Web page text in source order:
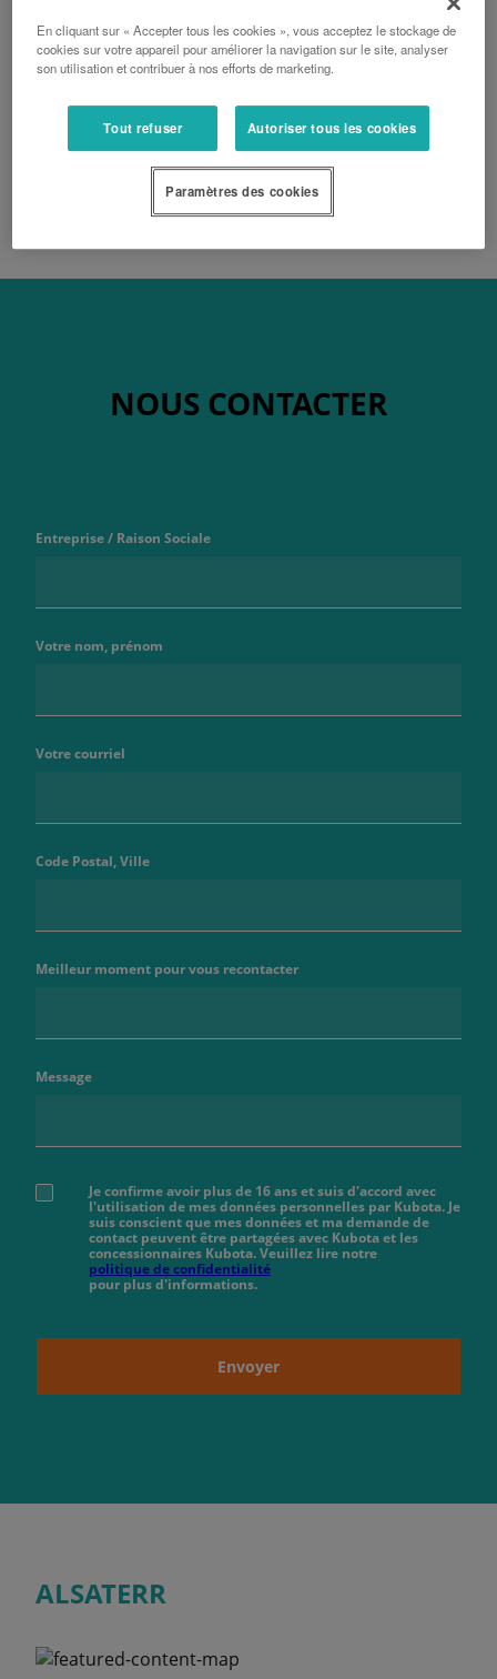
Chargeurs frontaux Série LK
NOUS CONTACTER
Entreprise / Raison Sociale
Votre nom, prénom
Votre courriel
Code Postal, Ville
Meilleur moment pour vous recontacter
Message
Je confirme avoir plus de 16 ans et suis d'accord avec
l'utilisation de mes données personnelles par Kubota. Je
suis conscient que mes données et ma demande de
contact peuvent être partagées avec Kubota et les
concessionnaires Kubota. Veuillez lire notre
politique de confidentialité
pour plus d'informations.
Envoyer
ALSATERR
En cliquant sur « Accepter tous les cookies », vous acceptez le stockage de
cookies sur votre appareil pour améliorer la navigation sur le site, analyser
son utilisation et contribuer à nos efforts de marketing.
Tout refuser Autoriser tous les cookies
Paramètres des cookies